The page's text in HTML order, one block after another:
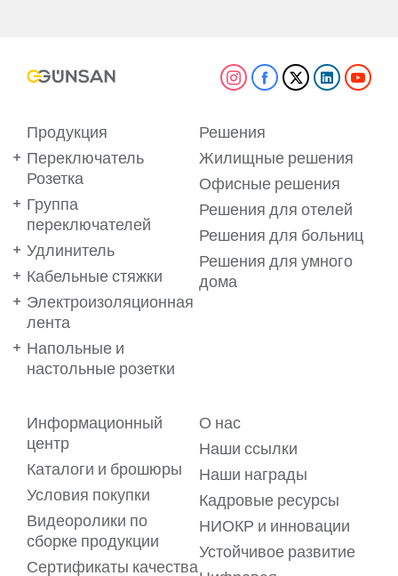
Продукция
Переключатель
Розетка
Группа
переключателей
Удлинитель
Кабельные стяжки
Электроизоляционная
лента
Напольные и
настольные розетки
Решения
Жилищные решения
Офисные решения
Решения для отелей
Решения для больниц
Решения для умного
дома
Информационный
центр
Каталоги и брошюры
Условия покупки
Видеоролики по
сборке продукции
Сертификаты качества
О нас
Наши ссылки
Наши награды
Кадровые ресурсы
НИОКР и инновации
Устойчивое развитие
Ваши предпочтения важны
для нас!
Мы используем файлы cookie на нашем веб-сайте, чтобы
позволяют предлагать вам услуги в виде
персонализированного контента, адаптированного к
вашим предпочтениям. Для получения подробной
информации ознакомьтесь с нашим